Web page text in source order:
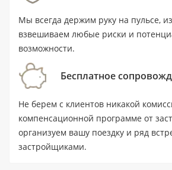
Ключевые характеристики
комнатой.
62,6 м² / 674
Цена:от 979 000 AED.
Статус: новостройка,
Мы всегда держим руку на пульсе,
взвешиваем любые риски и
возможности.
Бесплатное
Не берем с клиентов никакой
компенсационной программе от
организуем вашу поездку и ряд
застройщиками.